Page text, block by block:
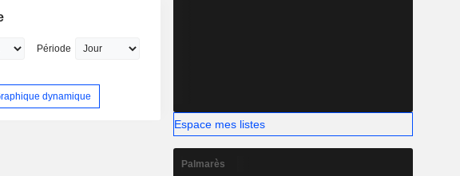
Période
dynamique
Espace mes listes
Palmarès